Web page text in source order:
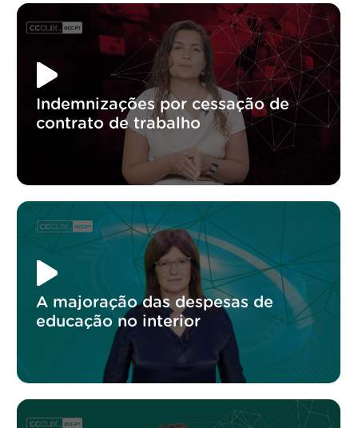
Indemnizações por cessação de
contrato de trabalho
A majoração das despesas de
educação no interior